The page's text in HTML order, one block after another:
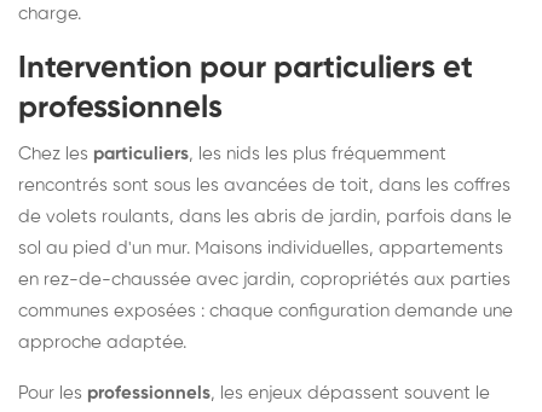
charge.
Intervention pour particuliers et
professionnels
Chez les particuliers, les nids les plus fréquemment
rencontrés sont sous les avancées de toit, dans les coffres
de volets roulants, dans les abris de jardin, parfois dans le
sol au pied d'un mur. Maisons individuelles, appartements
en rez-de-chaussée avec jardin, copropriétés aux parties
communes exposées : chaque configuration demande une
approche adaptée.
Pour les professionnels, les enjeux dépassent souvent le